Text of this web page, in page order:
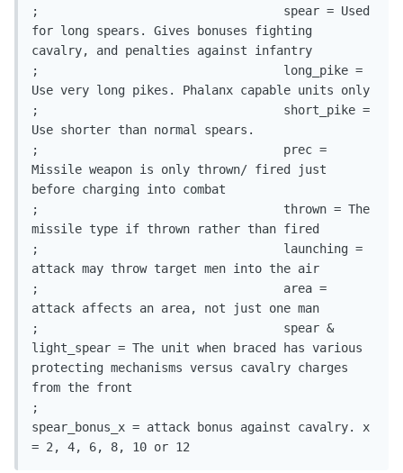
;				   spear = Used
for long spears. Gives bonuses fighting
cavalry, and penalties against infantry
;				   long_pike =
Use very long pikes. Phalanx capable units only
;				   short_pike =
Use shorter than normal spears.
;				   prec =
Missile weapon is only thrown/ fired just
before charging into combat
;				   thrown = The
missile type if thrown rather than fired
;				   launching =
attack may throw target men into the air
;				   area =
attack affects an area, not just one man
;				   spear &
light_spear = The unit when braced has various
protecting mechanisms versus cavalry charges
from the front
;
spear_bonus_x = attack bonus against cavalry. x